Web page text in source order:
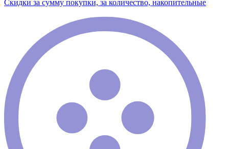
Скидки за сумму покупки, за количество, накопительные